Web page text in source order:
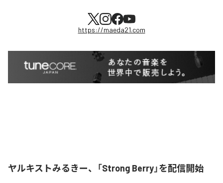
https://maeda21.com
ヤルキストみるきー、「Strong Berry」を配信開始